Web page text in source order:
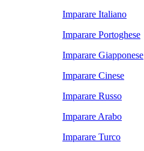
Imparare Italiano
Imparare Portoghese
Imparare Giapponese
Imparare Cinese
Imparare Russo
Imparare Arabo
Imparare Turco